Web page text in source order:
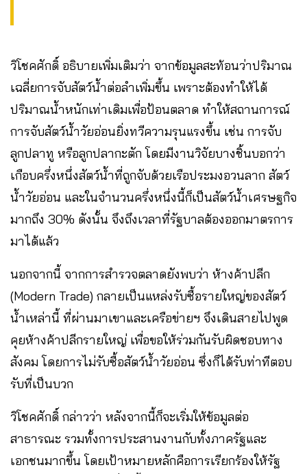
วิโชคศักดิ์ อธิบายเพิ่มเติมว่า จากข้อมูลสะท้อนว่าปริมาณ
เฉลี่ยการจับสัตว์น้ำต่อลำเพิ่มขึ้น เพราะต้องทำให้ได้
ปริมาณน้ำหนักเท่าเดิมเพื่อป้อนตลาด ทำให้สถานการณ์
การจับสัตว์น้ำวัยอ่อนยิ่งทวีความรุนแรงขึ้น เช่น การจับ
ลูกปลาทู หรือลูกปลากะตัก โดยมีงานวิจัยบางชิ้นบอกว่า
เกือบครึ่งหนึ่งสัตว์น้ำที่ถูกจับด้วยเรือประมงอวนลาก สัตว์
น้ำวัยอ่อน และในจำนวนครึ่งหนึ่งนี้ก็เป็นสัตว์น้ำเศรษฐกิจ
มากถึง 30% ดังนั้น จึงถึงเวลาที่รัฐบาลต้องออกมาตรการ
มาได้แล้ว
นอกจากนี้ จากการสำรวจตลาดยังพบว่า ห้างค้าปลีก
(Modern Trade) กลายเป็นแหล่งรับซื้อรายใหญ่ของสัตว์
น้ำเหล่านี้ ที่ผ่านมาเขาและเครือข่ายฯ จึงเดินสายไปพูด
คุยห้างค้าปลีกรายใหญ่ เพื่อขอให้ร่วมกันรับผิดชอบทาง
สังคม โดยการไม่รับซื้อสัตว์น้ำวัยอ่อน ซึ่งก็ได้รับท่าทีตอบ
รับที่เป็นบวก
วิโชคศักดิ์ กล่าวว่า หลังจากนี้ก็จะเริ่มให้ข้อมูลต่อ
สาธารณะ รวมทั้งการประสานงานกับทั้งภาครัฐและ
เอกชนมากขึ้น โดยเป้าหมายหลักคือการเรียกร้องให้รัฐ